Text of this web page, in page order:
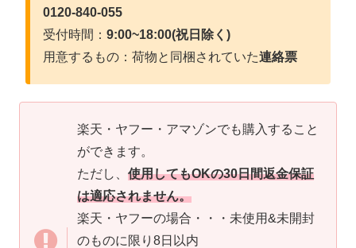
0120-840-055
受付時間： 9:00~18:00(祝日除く)
用意するもの：荷物と同梱されていた連絡票
楽天・ヤフー・アマゾンでも購入すること
ができます。
ただし、 使用してもOKの30日間返金保証
は適応されません。
楽天・ヤフーの場合・・・未使用&未開封
のものに限り8日以内